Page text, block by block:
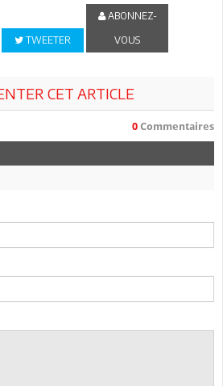
TWEETER
ABONNEZ-
VOUS
CET ARTICLE
0 Commentaires